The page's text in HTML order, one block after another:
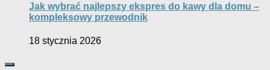
Jak wybrać najlepszy ekspres do kawy dla domu –
kompleksowy przewodnik
18 stycznia 2026